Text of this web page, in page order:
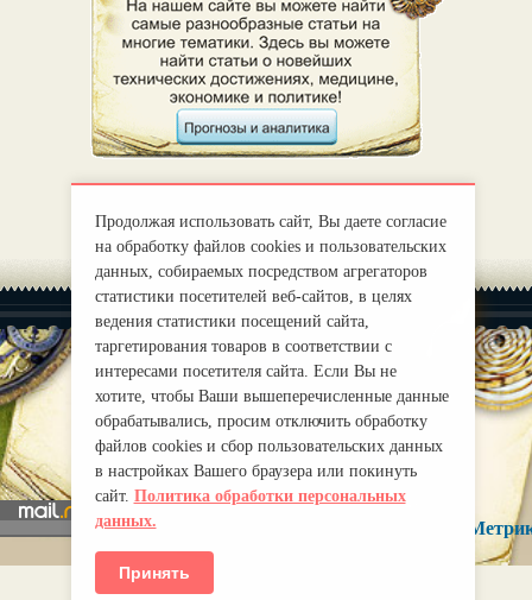
О нас
Правила
mirprognoz@mail.ru
Продолжая использовать сайт, Вы даете согласие
на обработку файлов cookies и пользовательских
данных, собираемых посредством агрегаторов
статистики посетителей веб-сайтов, в целях
ведения статистики посещений сайта,
таргетирования товаров в соответствии с
интересами посетителя сайта. Если Вы не
хотите, чтобы Ваши вышеперечисленные данные
обрабатывались, просим отключить обработку
файлов cookies и сбор пользовательских данных
в настройках Вашего браузера или покинуть
сайт. Политика обработки персональных
данных.
Принять